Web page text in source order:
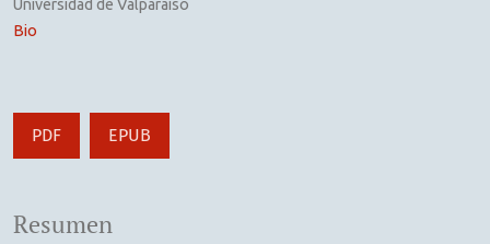
Universidad de Valparaíso
Bio
PDF EPUB
Resumen